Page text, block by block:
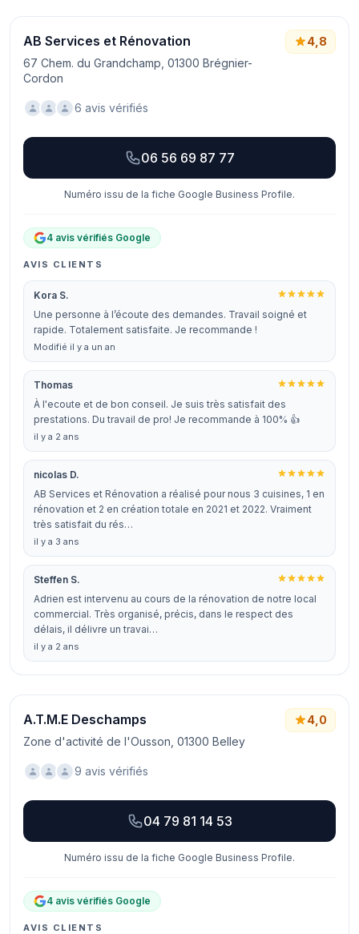
AB Services et Rénovation
67 Chem. du Grandchamp, 01300 Brégnier-
Cordon
4,8
6 avis vérifiés
06 56 69 87 77
Numéro issu de la fiche Google Business Profile.
4 avis vérifiés Google
AVIS CLIENTS
Kora S.
Une personne à l’écoute des demandes. Travail soigné et
rapide. Totalement satisfaite. Je recommande !
Modifié il y a un an
Thomas
À l'ecoute et de bon conseil. Je suis très satisfait des
prestations. Du travail de pro! Je recommande à 100% 👍
il y a 2 ans
nicolas D.
AB Services et Rénovation a réalisé pour nous 3 cuisines, 1 en
rénovation et 2 en création totale en 2021 et 2022. Vraiment
très satisfait du rés…
il y a 3 ans
Steffen S.
Adrien est intervenu au cours de la rénovation de notre local
commercial. Très organisé, précis, dans le respect des
délais, il délivre un travai…
il y a 2 ans
A.T.M.E Deschamps
Zone d'activité de l'Ousson, 01300 Belley
4,0
9 avis vérifiés
04 79 81 14 53
Numéro issu de la fiche Google Business Profile.
4 avis vérifiés Google
AVIS CLIENTS